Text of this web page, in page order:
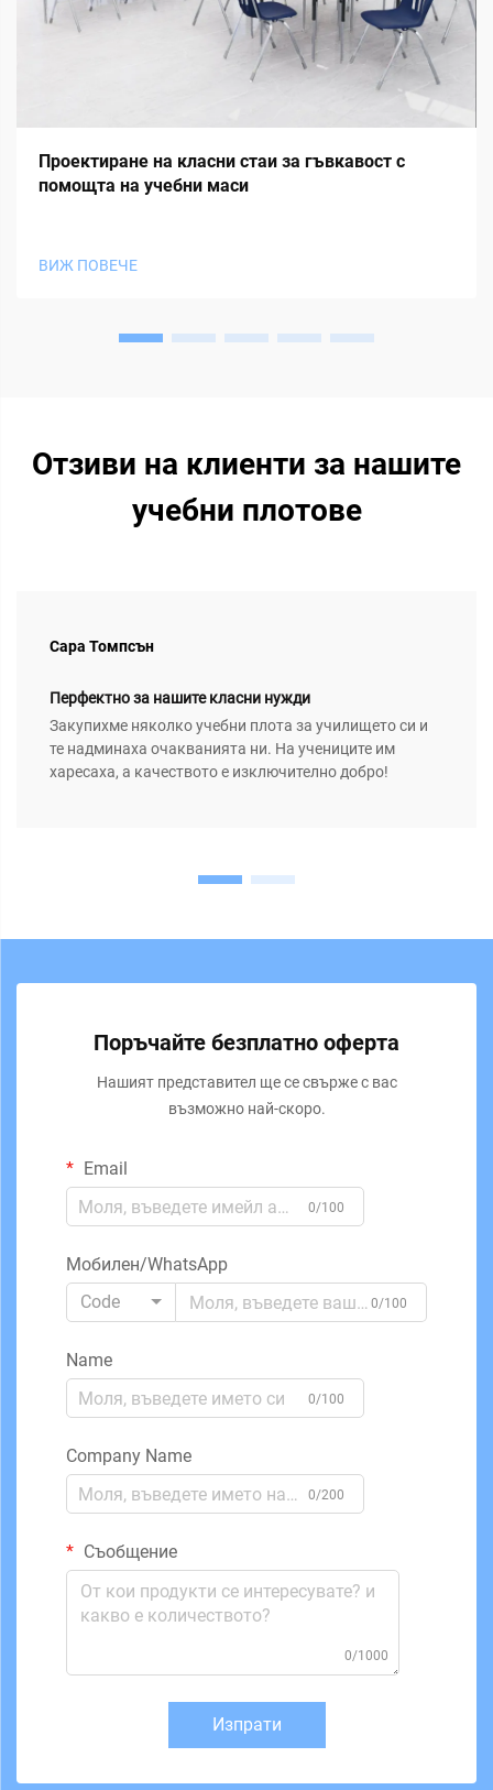
Проектиране на класни стаи за гъвкавост с
помощта на учебни маси
ВИЖ ПОВЕЧЕ
Отзиви на клиенти за нашите
учебни плотове
Сара Томпсън
Перфектно за нашите класни нужди
Закупихме няколко учебни плота за училището си и
те надминаха очакванията ни. На учениците им
харесаха, а качеството е изключително добро!
Поръчайте безплатно оферта
Нашият представител ще се свърже с вас
възможно най-скоро.
Email
0/100
Мобилен/WhatsApp
Code
0/100
Name
0/100
Company Name
0/200
Съобщение
0/1000
Изпрати